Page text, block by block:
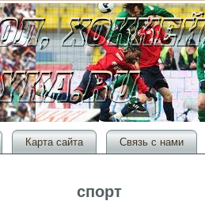
Карта сайта Связь с нами
спорт